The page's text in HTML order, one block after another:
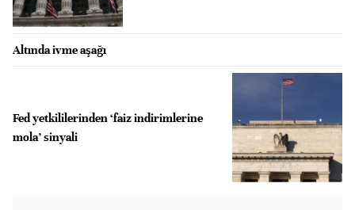
Altında ivme aşağı
Fed yetkililerinden ‘faiz indirimlerine
mola’ sinyali